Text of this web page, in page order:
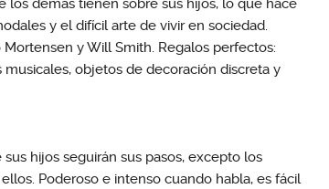
demás tienen sobre sus hijos, lo que hace
y el difícil arte de vivir en sociedad.
y Will Smith. Regalos perfectos:
objetos de decoración discreta y
hijos seguirán sus pasos, excepto los
Poderoso e intenso cuando habla, es fácil